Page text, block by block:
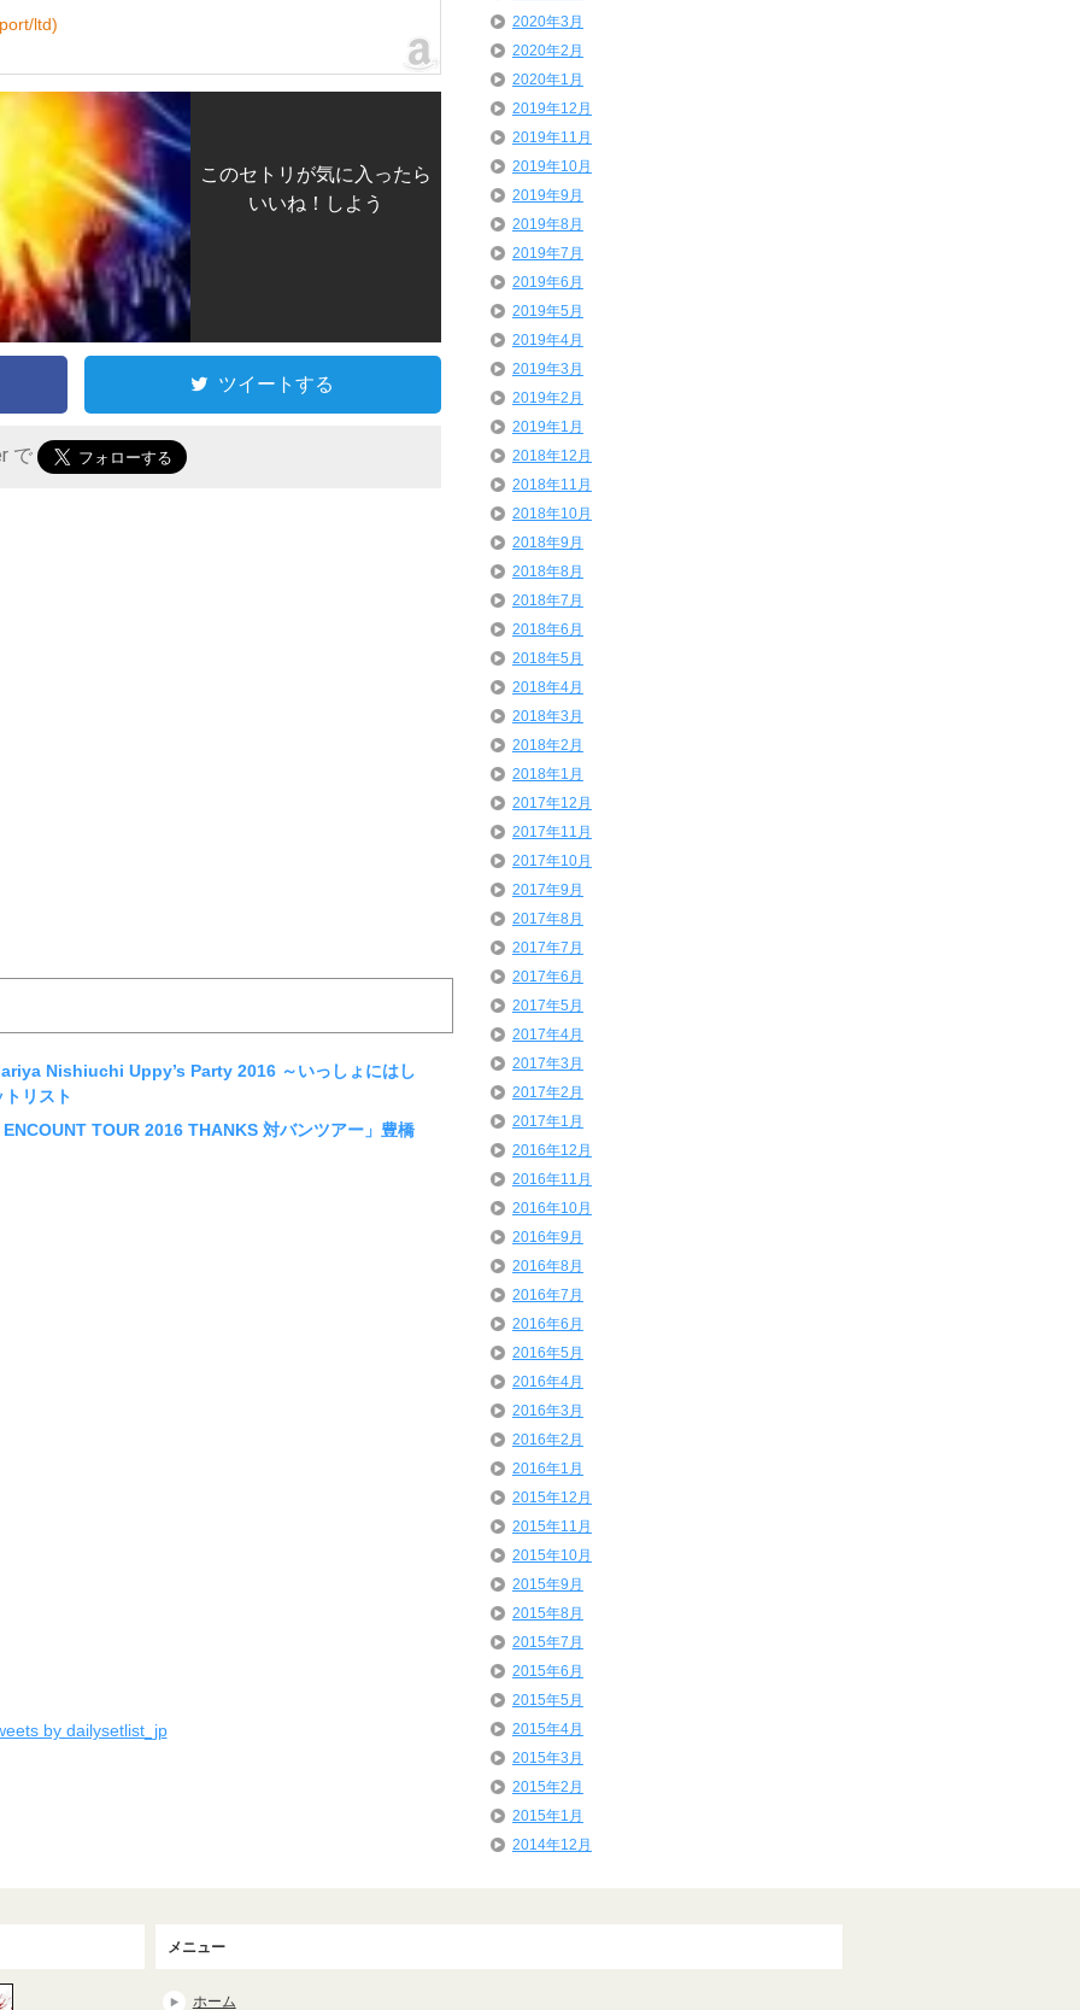
ltd)
このセトリが気に入ったら
いいね！しよう
ツイートする
で
Nishiuchi Uppy’s Party 2016 ～いっしょにはし
リスト
TOUR 2016 THANKS 対バンツアー」豊橋
by dailysetlist_jp
2020年3月
2020年2月
2020年1月
2019年12月
2019年11月
2019年10月
2019年9月
2019年8月
2019年7月
2019年6月
2019年5月
2019年4月
2019年3月
2019年2月
2019年1月
2018年12月
2018年11月
2018年10月
2018年9月
2018年8月
2018年7月
2018年6月
2018年5月
2018年4月
2018年3月
2018年2月
2018年1月
2017年12月
2017年11月
2017年10月
2017年9月
2017年8月
2017年7月
2017年6月
2017年5月
2017年4月
2017年3月
2017年2月
2017年1月
2016年12月
2016年11月
2016年10月
2016年9月
2016年8月
2016年7月
2016年6月
2016年5月
2016年4月
2016年3月
2016年2月
2016年1月
2015年12月
2015年11月
2015年10月
2015年9月
2015年8月
2015年7月
2015年6月
2015年5月
2015年4月
2015年3月
2015年2月
2015年1月
2014年12月
メニュー
ホーム